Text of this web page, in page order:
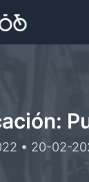
• 20-02-